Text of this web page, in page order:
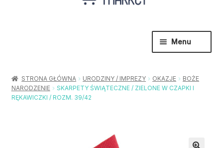
Menu
menu
Urodziny / Imprezy
Rozwiń
STRONA GŁÓWNA URODZINY / IMPREZY OKAZJE
BOŻE
NARODZENIE
SKARPETY ŚWIĄTECZNE / ZIELONE W CZAPKI I
RĘKAWICZKI / ROZM. 39/42